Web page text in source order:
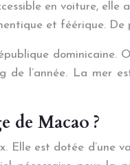
en voiture, elle
et féérique. De
l’année. La mer
de Macao ?
Elle est dotée d’une